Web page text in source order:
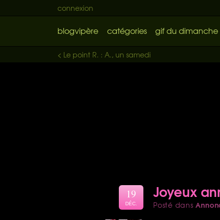
connexion
blogvipère catégories gif du dimanche
< Le point R. : A., un samedi
Joyeux
Posté dans
19
DÉC.